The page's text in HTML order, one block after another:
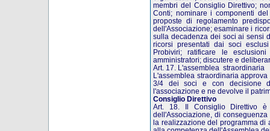
membri del Consiglio Direttivo;
Conti; nominare i componenti
proposte di regolamento
dell'Associazione; esaminare i
sulla decadenza dei soci ai sensi
ricorsi presentati dai soci
Probiviri; ratificare le
amministratori; discutere e
Art. 17. L'assemblea straordinaria
L'assemblea straordinaria
3/4 dei soci e con decisione
l'associazione e ne devolve il
Consiglio Direttivo
Art. 18. Il Consiglio Direttivo
dell'Associazione, di
la realizzazione del programma di